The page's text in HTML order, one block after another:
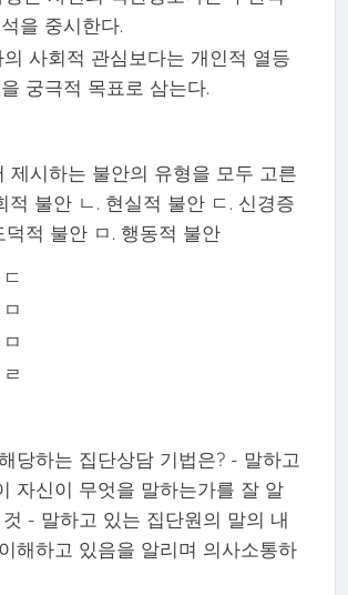
을 중시한다.
사회적 관심보다는 개인적 열등
궁극적 목표로 삼는다.
제시하는 불안의 유형을 모두 고른
적 불안 ㄴ. 현실적 불안 ㄷ. 신경증
덕적 불안 ㅁ. 행동적 불안
당하는 집단상담 기법은? - 말하고
자신이 무엇을 말하는가를 잘 알
- 말하고 있는 집단원의 말의 내
해하고 있음을 알리며 의사소통하